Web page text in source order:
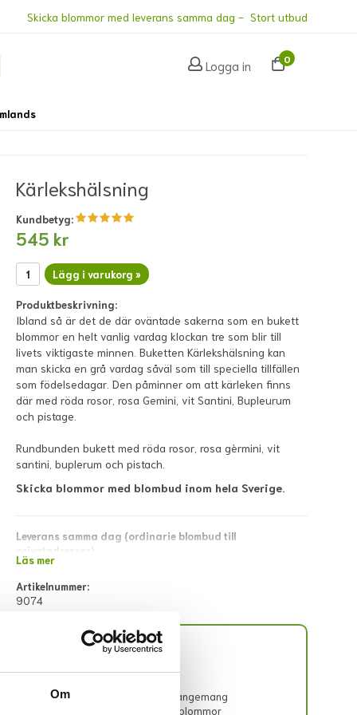
Om
Skicka blommor med leverans samma dag - Stort utbud
Logga in 0
Kärlekshälsning
Kundbetyg:
545 kr
Lägg i varukorg »
Produktbeskrivning:
Ibland så är det de där oväntade sakerna som en bukett
blommor en helt vanlig vardag klockan tre som blir till
livets viktigaste minnen. Buketten Kärlekshälsning kan
man skicka en grå vardag såväl som till speciella tillfällen
som födelsedagar. Den påminner om att kärleken finns
där med röda rosor, rosa Gemini, vit Santini, Bupleurum
och pistage.
Rundbunden bukett med röda rosor, rosa gèrmini, vit
santini, buplerum och pistach.
Skicka blommor med blombud inom hela Sverige.
Leverans samma dag (ordinarie blombud till
privatadresser)
Beställ före 13:00 vardagar och 11:00 lördagar för leverans
samma dag. Lokala avvikelser kan förekomma; dessa visas i
direkt kassan eller meddelas snarast via mejl efter lagd
beställning.
Leverans samma dag (blombud till företagsadresser)
Beställ före 11:00 vardagar. Lokala avvikelser kan förekomma;
efter lagd beställning.
Leverans av begravningsblommor
Beställningen behöver inkomma 3 vardagar innan
Läs mer
Artikelnummer:
9074
- Blomsterarrangemang
- Begravningsblommor